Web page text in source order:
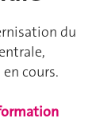
du
cours.